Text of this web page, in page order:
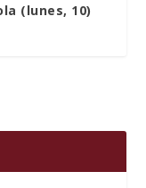
(lunes, 10)